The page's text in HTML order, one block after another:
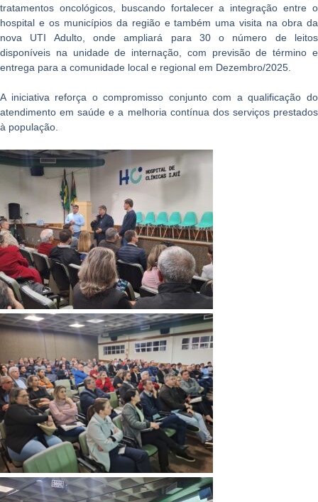
tratamentos oncológicos, buscando fortalecer a integração entre o
hospital e os municípios da região e também uma visita na obra da
nova UTI Adulto, onde ampliará para 30 o número de leitos
disponíveis na unidade de internação, com previsão de término e
entrega para a comunidade local e regional em Dezembro/2025.
A iniciativa reforça o compromisso conjunto com a qualificação do
atendimento em saúde e a melhoria contínua dos serviços prestados
à população.